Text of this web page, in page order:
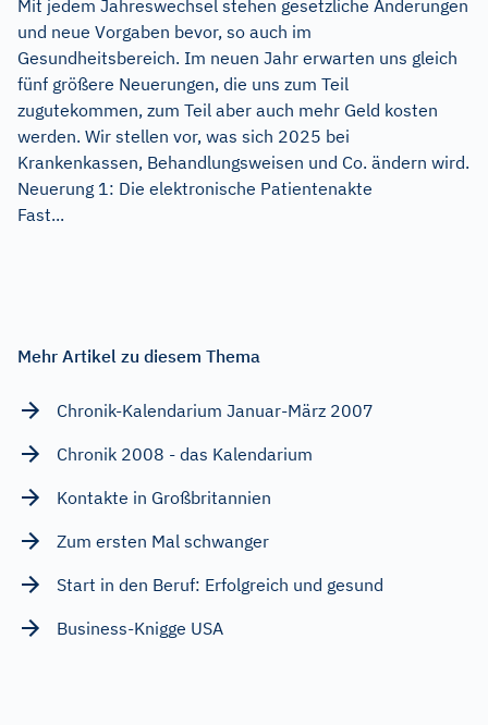
Mit jedem Jahreswechsel stehen gesetzliche Änderungen
und neue Vorgaben bevor, so auch im
Gesundheitsbereich. Im neuen Jahr erwarten uns gleich
fünf größere Neuerungen, die uns zum Teil
zugutekommen, zum Teil aber auch mehr Geld kosten
werden. Wir stellen vor, was sich 2025 bei
Krankenkassen, Behandlungsweisen und Co. ändern wird.
Neuerung 1: Die elektronische Patientenakte
Fast...
Mehr Artikel zu diesem Thema
Chronik-Kalendarium Januar-März 2007
Chronik 2008 - das Kalendarium
Kontakte in Großbritannien
Zum ersten Mal schwanger
Start in den Beruf: Erfolgreich und gesund
Business-Knigge USA